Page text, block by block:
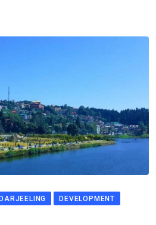
DEVELOPMENT